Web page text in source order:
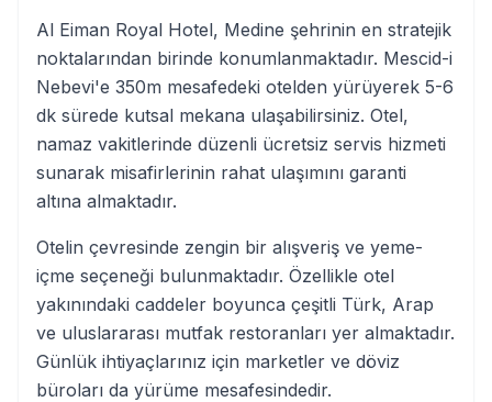
Al Eiman Royal Hotel, Medine şehrinin en stratejik
noktalarından birinde konumlanmaktadır. Mescid-i
Nebevi'e 350m mesafedeki otelden yürüyerek 5-6
dk sürede kutsal mekana ulaşabilirsiniz. Otel,
namaz vakitlerinde düzenli ücretsiz servis hizmeti
sunarak misafirlerinin rahat ulaşımını garanti
altına almaktadır.
Otelin çevresinde zengin bir alışveriş ve yeme-
içme seçeneği bulunmaktadır. Özellikle otel
yakınındaki caddeler boyunca çeşitli Türk, Arap
ve uluslararası mutfak restoranları yer almaktadır.
Günlük ihtiyaçlarınız için marketler ve döviz
büroları da yürüme mesafesindedir.